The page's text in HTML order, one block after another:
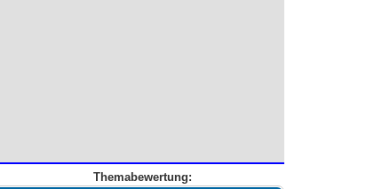
Themabewertung: